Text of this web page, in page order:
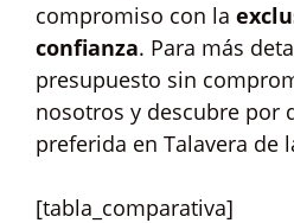
compromiso con la
confianza. Para más
presupuesto sin
nosotros y descubre por
preferida en Talavera de
[tabla_comparativa]